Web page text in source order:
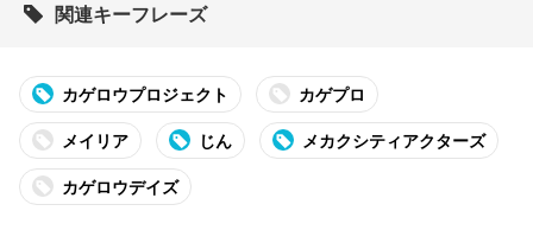
関連キーフレーズ
カゲロウプロジェクト カゲプロ
メイリア じん メカクシティアクターズ
カゲロウデイズ